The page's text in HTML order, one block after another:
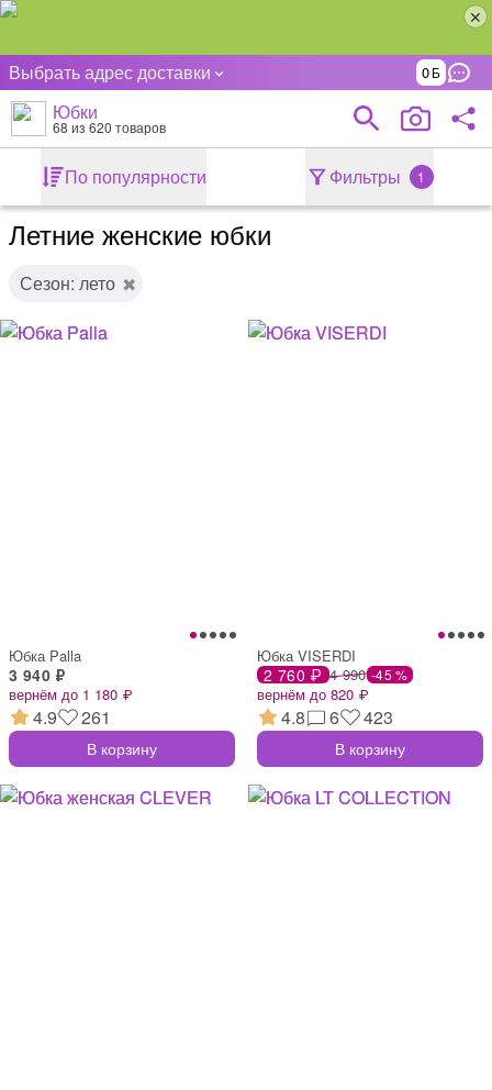
Выбрать адрес доставки 0
Юбки
68 из 620 товаров
По популярности Фильтры 1
Летние женские юбки
Сезон: лето
Юбка Palla
3 940 ₽
вернём до 1 180 ₽
4.9 261
В корзину
Юбка VISERDI
2 760 ₽ 4 990 -45 %
вернём до 820 ₽
4.8 6 423
В корзину